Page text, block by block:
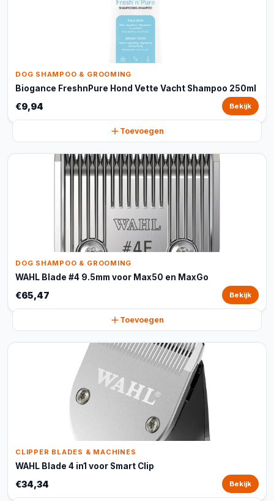
DOG SHAMPOO & GROOMING
Biogance FreshnPure Hond Vette Vacht Shampoo 250ml
€9,94 Bekijk
Toevoegen
DOG SHAMPOO & GROOMING
WAHL Blade #4 9.5mm voor Max50 en MaxGo
€65,47 Bekijk
Toevoegen
CLIPPER BLADES & MACHINES
WAHL Blade 4 in1 voor Smart Clip
€34,34 Bekijk